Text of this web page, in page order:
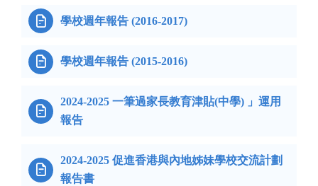
 學校週年報告 (2016-2017)
 學校週年報告 (2015-2016)

2024-2025 一筆過家長教育津貼(中學) 」運用
報告

2024-2025 促進香港與內地姊妹學校交流計劃
報告書